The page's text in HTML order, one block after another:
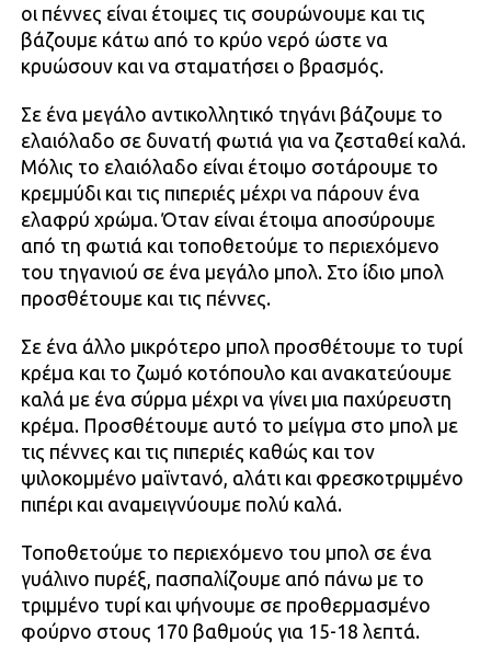
οι πέννες είναι έτοιμες τις σουρώνουμε και τις
βάζουμε κάτω από το κρύο νερό ώστε να
κρυώσουν και να σταματήσει ο βρασμός.
Σε ένα μεγάλο αντικολλητικό τηγάνι βάζουμε το
ελαιόλαδο σε δυνατή φωτιά για να ζεσταθεί καλά.
Μόλις το ελαιόλαδο είναι έτοιμο σοτάρουμε το
κρεμμύδι και τις πιπεριές μέχρι να πάρουν ένα
ελαφρύ χρώμα. Όταν είναι έτοιμα αποσύρουμε
από τη φωτιά και τοποθετούμε το περιεχόμενο
του τηγανιού σε ένα μεγάλο μπολ. Στο ίδιο μπολ
προσθέτουμε και τις πέννες.
Σε ένα άλλο μικρότερο μπολ προσθέτουμε το τυρί
κρέμα και το ζωμό κοτόπουλο και ανακατεύουμε
καλά με ένα σύρμα μέχρι να γίνει μια παχύρευστη
κρέμα. Προσθέτουμε αυτό το μείγμα στο μπολ με
τις πέννες και τις πιπεριές καθώς και τον
ψιλοκομμένο μαϊντανό, αλάτι και φρεσκοτριμμένο
πιπέρι και αναμειγνύουμε πολύ καλά.
Τοποθετούμε το περιεχόμενο του μπολ σε ένα
γυάλινο πυρέξ, πασπαλίζουμε από πάνω με το
τριμμένο τυρί και ψήνουμε σε προθερμασμένο
φούρνο στους 170 βαθμούς για 15-18 λεπτά.